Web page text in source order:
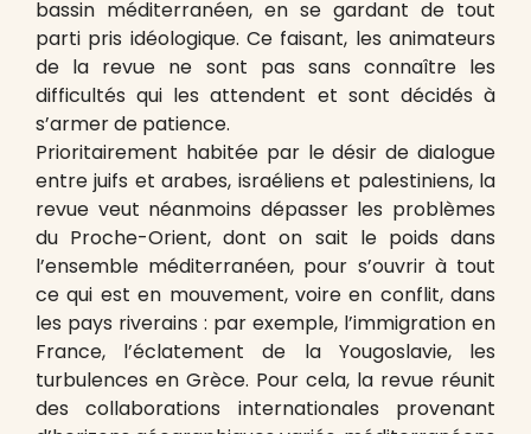
bassin méditerranéen, en se gardant de tout
parti pris idéologique. Ce faisant, les animateurs
de la revue ne sont pas sans connaître les
difficultés qui les attendent et sont décidés à
s’armer de patience.
Prioritairement habitée par le désir de dialogue
entre juifs et arabes, israéliens et palestiniens, la
revue veut néanmoins dépasser les problèmes
du Proche-Orient, dont on sait le poids dans
l’ensemble méditerranéen, pour s’ouvrir à tout
ce qui est en mouvement, voire en conflit, dans
les pays riverains : par exemple, l’immigration en
France, l’éclatement de la Yougoslavie, les
turbulences en Grèce. Pour cela, la revue réunit
des collaborations internationales provenant